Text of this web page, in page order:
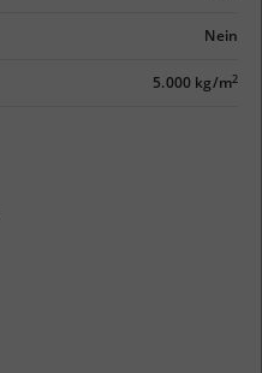
Nein
5.000 kg/m2